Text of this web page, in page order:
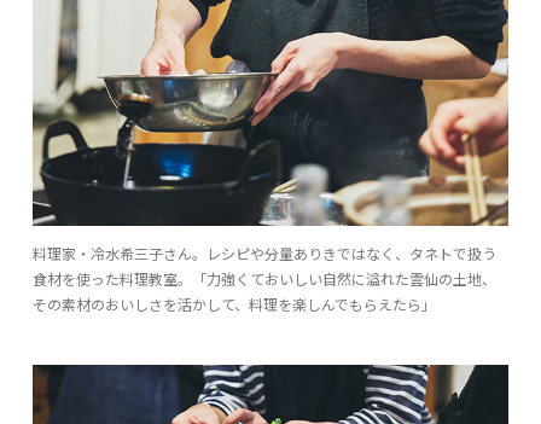
料理家・冷水希三子さん。レシピや分量ありきではなく、タネトで扱う
食材を使った料理教室。「力強くておいしい自然に溢れた雲仙の土地、
その素材のおいしさを活かして、料理を楽しんでもらえたら」